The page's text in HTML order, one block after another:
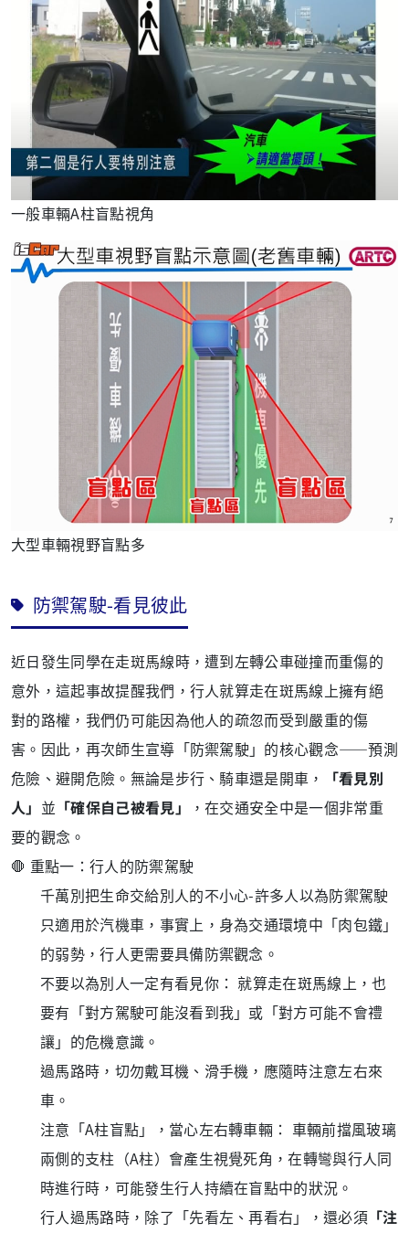
一般車輛A柱盲點視角
大型車輛視野盲點多
防禦駕駛-看見彼此
近日發生同學在走斑馬線時，遭到左轉公車碰撞而重傷的
意外，這起事故提醒我們，行人就算走在斑馬線上擁有絕
對的路權，我們仍可能因為他人的疏忽而受到嚴重的傷
害。因此，再次師生宣導「防禦駕駛」的核心觀念——預測
危險、避開危險。無論是步行、騎車還是開車，
「看見別
人」 並 「確保自己被看見」
，在交通安全中是一個非常重
要的觀念。
🛑 重點一：行人的防禦駕駛
千萬別把生命交給別人的不小心-許多人以為防禦駕駛
只適用於汽機車，事實上，身為交通環境中「肉包鐵」
的弱勢，行人更需要具備防禦觀念 。
不要以為別人一定有看見你： 就算走在斑馬線上，也
要有「對方駕駛可能沒看到我」或「對方可能不會禮
讓」的危機意識 。
過馬路時，切勿戴耳機、滑手機，應隨時注意左右來
車 。
注意「A柱盲點」，當心左右轉車輛： 車輛前擋風玻璃
兩側的支柱（A柱）會產生視覺死角，在轉彎與行人同
時進行時，可能發生行人持續在盲點中的狀況 。
行人過馬路時，除了「先看左、再看右」，還必須 「注